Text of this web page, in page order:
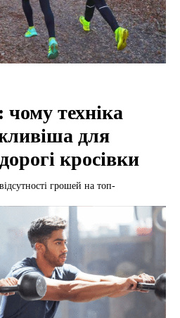
чому техніка
для
кросівки
грошей на топ-